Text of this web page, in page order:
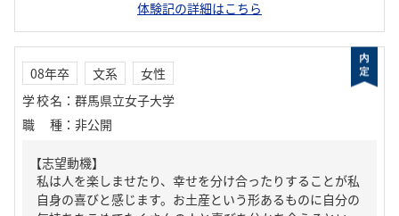
体験記の詳細はこちら
08年卒 文系
女性
学校名 ： 群馬県立女子大学
職種 ： 非公開
【志望動機】
私は人を楽しませたり、幸せを分け合ったりすることが私
自身の喜びと感じます。お土産という形あるものに自分の